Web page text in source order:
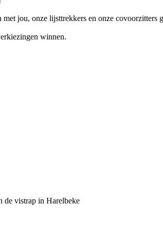
jou, onze lijsttrekkers en onze covoorzitters
winnen.
de vistrap in Harelbeke